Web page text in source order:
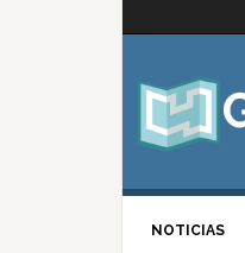
NOTICIAS